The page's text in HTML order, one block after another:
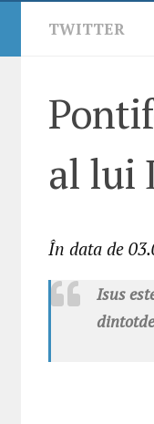
TWITTER
al lui
În data de
Isus